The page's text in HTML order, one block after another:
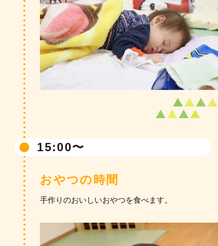
15:00〜
おやつの時間
手作りのおいしいおやつを食べます。
12:30〜
自由あそび・午後の活動
大好きな自由あそびの時間です。室内や園庭で
沢山の友達と触れ合いながら遊ぶことで、友達
※学年によっては、カリキュラムに沿った午後の活動
を行います。